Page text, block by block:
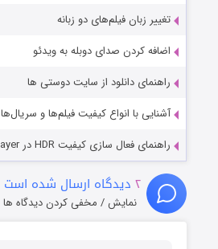
تغییر زبان فیلم‌های دو زبانه
اضافه کردن صدای دوبله به ویدئو
راهنمای دانلود از سایت دوستی ها
آشنایی با انواع کیفیت فیلم‌ها و سریال‌ها
راهنمای فعال سازی کیفیت HDR در PotPlayer
۲ دیدگاه ارسال شده است
نمایش / مخفی کردن دیدگاه ها